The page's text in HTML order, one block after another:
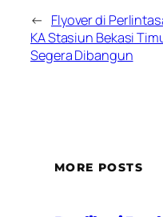
← Flyover di
KA Stasiun Bekasi
Segera Dibangun
MORE POSTS